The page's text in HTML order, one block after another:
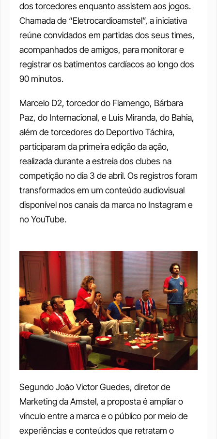
dos torcedores enquanto assistem aos jogos.
Chamada de “Eletrocardioamstel”, a iniciativa
reúne convidados em partidas dos seus times,
acompanhados de amigos, para monitorar e
registrar os batimentos cardíacos ao longo dos
90 minutos.
Marcelo D2, torcedor do Flamengo, Bárbara
Paz, do Internacional, e Luis Miranda, do Bahia,
além de torcedores do Deportivo Táchira,
participaram da primeira edição da ação,
realizada durante a estreia dos clubes na
competição no dia 3 de abril. Os registros foram
transformados em um conteúdo audiovisual
disponível nos canais da marca no Instagram e
no YouTube.
Segundo João Victor Guedes, diretor de
Marketing da Amstel, a proposta é ampliar o
vínculo entre a marca e o público por meio de
experiências e conteúdos que retratam o